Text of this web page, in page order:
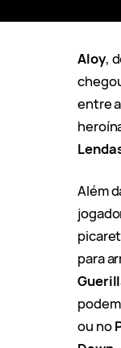
Aloy,
entre
Além
para
ou no